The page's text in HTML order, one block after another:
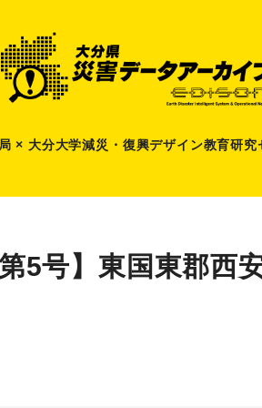
× 大分大学減災 ・ 復興デザイン教育研究
5号】東国東郡西